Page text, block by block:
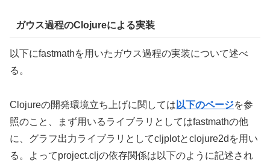
ガウス過程のClojureによる実装
以下にfastmathを用いたガウス過程の実装について述べ
る。
Clojureの開発環境立ち上げに関しては 以下のページを参
照のこと、まず用いるライブラリとしてはfastmathの他
に、グラフ出力ライブラリとしてcljplotとclojure2dを用い
る。よってproject.cljの依存関係は以下のように記述され